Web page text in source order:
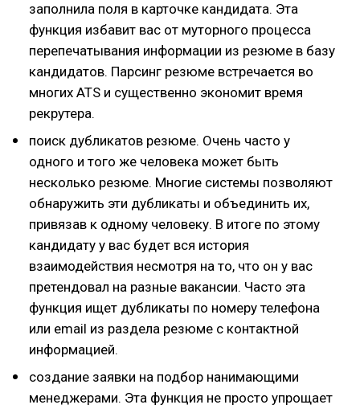
заполнила поля в карточке кандидата. Эта
функция избавит вас от муторного процесса
перепечатывания информации из резюме в базу
кандидатов. Парсинг резюме встречается во
многих ATS и существенно экономит время
рекрутера.
поиск дубликатов резюме. Очень часто у
одного и того же человека может быть
несколько резюме. Многие системы позволяют
обнаружить эти дубликаты и объединить их,
привязав к одному человеку. В итоге по этому
кандидату у вас будет вся история
взаимодействия несмотря на то, что он у вас
претендовал на разные вакансии. Часто эта
функция ищет дубликаты по номеру телефона
или email из раздела резюме с контактной
информацией.
создание заявки на подбор нанимающими
менеджерами. Эта функция не просто упрощает